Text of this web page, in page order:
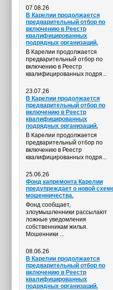
07.08.26
В Карелии продолжается
предварительный отбор по
включению в Реестр
квалифицированных
подрядных организаций.
В Карелии продолжается
предварительный отбор по
включению в Реестр
квалифицированных подря...
23.07.26
В Карелии продолжается
предварительный отбор по
включению в Реестр
квалифицированных
подрядных организаций.
В Карелии продолжается
предварительный отбор по
включению в Реестр
квалифицированных подря...
25.06.26
Фонд капремонта Карелии
предупреждает о новой
мошенничества.
Фонд сообщает,
злоумышленники рассылают
ложные уведомления
собственникам жилья.
Мошенники ...
08.06.26
В Карелии продолжается
предварительный отбор по
включению в Реестр
квалифицированных
подрядных организаций.